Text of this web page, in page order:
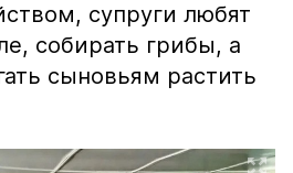
супруги любят
собирать грибы, а
сыновьям растить